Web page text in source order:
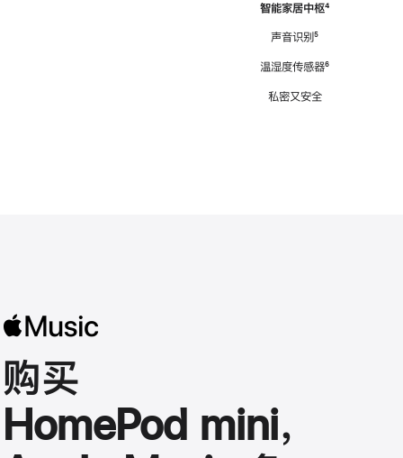
智能家居中枢脚
⁴
声音识别脚
⁵
温湿度传感器脚
⁶
私密又安全
购买
HomePod mini，